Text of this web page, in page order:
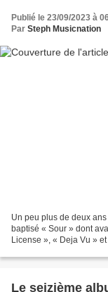
Publié le 23/09/2023 à
Par Steph Musicnation
Un peu plus de deux
baptisé « Sour » dont
License », « Deja Vu »
Le seizième